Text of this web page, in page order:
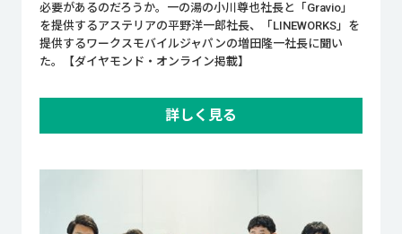
必要があるのだろうか。一の湯の小川尊也社長と「Gravio」
を提供するアステリアの平野洋一郎社長、「LINEWORKS」を
提供するワークスモバイルジャパンの増田隆一社長に聞い
た。【ダイヤモンド・オンライン掲載】
詳しく見る